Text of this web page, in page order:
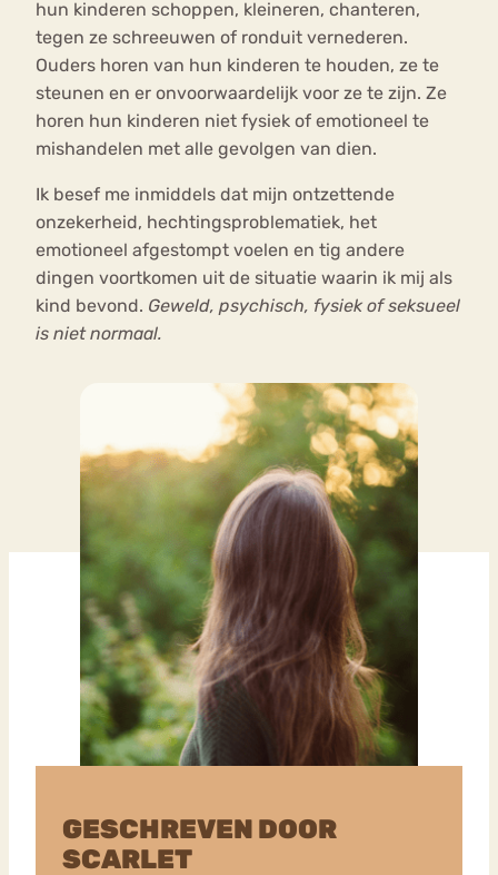
hun kinderen schoppen, kleineren, chanteren,
tegen ze schreeuwen of ronduit vernederen.
Ouders horen van hun kinderen te houden, ze te
steunen en er onvoorwaardelijk voor ze te zijn. Ze
horen hun kinderen niet fysiek of emotioneel te
mishandelen met alle gevolgen van dien.
Ik besef me inmiddels dat mijn ontzettende
onzekerheid, hechtingsproblematiek, het
emotioneel afgestompt voelen en tig andere
dingen voortkomen uit de situatie waarin ik mij als
kind bevond. Geweld, psychisch, fysiek of seksueel
is niet normaal.
GESCHREVEN DOOR
SCARLET